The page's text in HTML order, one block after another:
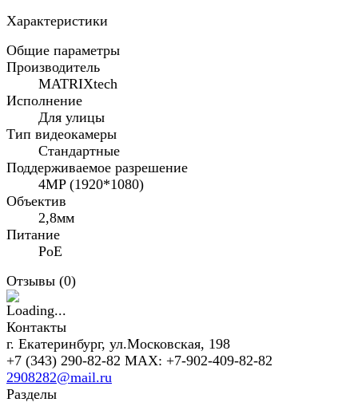
Характеристики
Общие параметры
Производитель
MATRIXtech
Исполнение
Для улицы
Тип видеокамеры
Стандартные
Поддерживаемое разрешение
4MP (1920*1080)
Объектив
2,8мм
Питание
PoE
Отзывы (0)
Контакты
г. Екатеринбург, ул.Московская, 198
+7 (343) 290-82-82 MAX: +7-902-409-82-82
2908282@mail.ru
Разделы